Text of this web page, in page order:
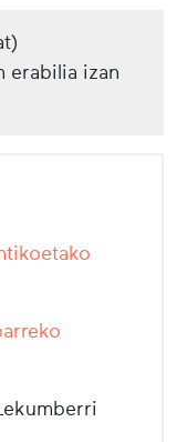
erabilia izan